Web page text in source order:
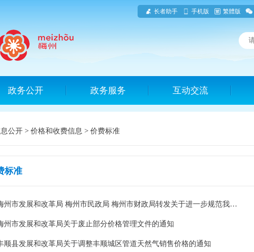
长者助手 手机版 繁體版
政务公开 政务服务 互动交流
公开 > 价格和收费信息 > 价费标准
标准
州市发展和改革局 梅州市民政局 梅州市财政局转发关于进一步规范我省殡...
州市发展和改革局关于废止部分价格管理文件的通知
顺县发展和改革局关于调整丰顺城区管道天然气销售价格的通知